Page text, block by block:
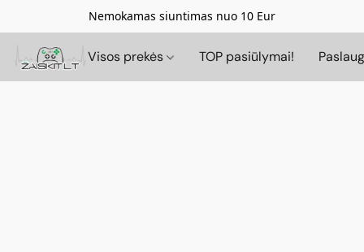
Nemokamas siuntimas nuo 10 Eur
Visos prekės TOP pasiūlymai!